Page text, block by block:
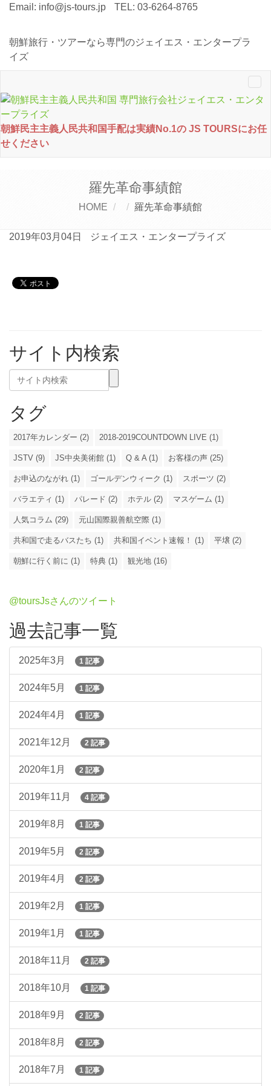
Email: info@js-tours.jp TEL: 03-6264-8765
朝鮮旅行・ツアーなら専門のジェイエス・エンタープラ
イズ
朝鮮民主主義人民共和国手配は実績No.1の JS TOURSにお任
せください
羅先革命事績館
HOME 羅先革命事績館
2019年03月04日 ジェイエス・エンタープライズ
サイト内検索
タグ
2017年カレンダー (2) 2018-2019COUNTDOWN LIVE (1)
JSTV (9) JS中央美術館 (1) Q & A (1) お客様の声 (25)
お申込のながれ (1) ゴールデンウィーク (1) スポーツ (2)
バラエティ (1) パレード (2) ホテル (2) マスゲーム (1)
人気コラム (29) 元山国際親善航空際 (1)
共和国で走るバスたち (1) 共和国イベント速報！ (1) 平壌 (2)
朝鮮に行く前に (1) 特典 (1) 観光地 (16)
@toursJsさんのツイート
過去記事一覧
2025年3月 1 記事
2024年5月 1 記事
2024年4月 1 記事
2021年12月 2 記事
2020年1月 2 記事
2019年11月 4 記事
2019年8月 1 記事
2019年5月 2 記事
2019年4月 2 記事
2019年2月 1 記事
2019年1月 1 記事
2018年11月 2 記事
2018年10月 1 記事
2018年9月 2 記事
2018年8月 2 記事
2018年7月 1 記事